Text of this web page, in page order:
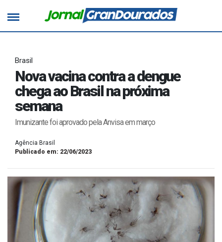
Brasil
Nova vacina contra a dengue
chega ao Brasil na próxima
semana
Imunizante foi aprovado pela Anvisa em março
Agência Brasil
Publicado em: 22/06/2023